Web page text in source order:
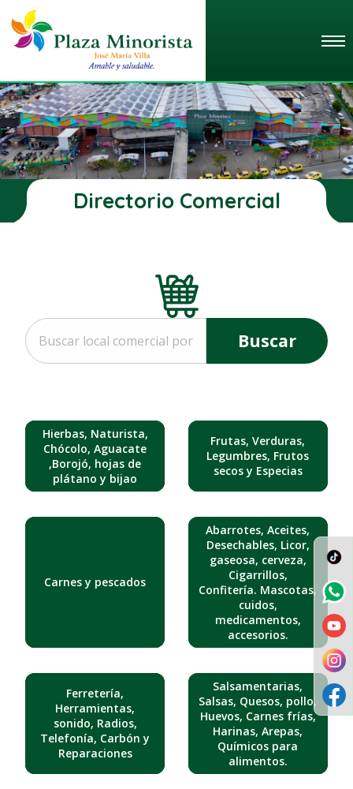
Directorio Comercial
Buscar
Hierbas, Naturista,
Chócolo, Aguacate
,Borojó, hojas de
plátano y bijao
Frutas, Verduras,
Legumbres, Frutos
secos y Especias
Carnes y pescados
Abarrotes, Aceites,
Desechables, Licor,
gaseosa, cerveza,
Cigarrillos,
Confitería. Mascotas,
cuidos,
medicamentos,
accesorios.
Ferretería,
Herramientas,
sonido, Radios,
Telefonía, Carbón y
Reparaciones
Salsamentarias,
Salsas, Quesos, pollo,
Huevos, Carnes frías,
Harinas, Arepas,
Químicos para
alimentos.